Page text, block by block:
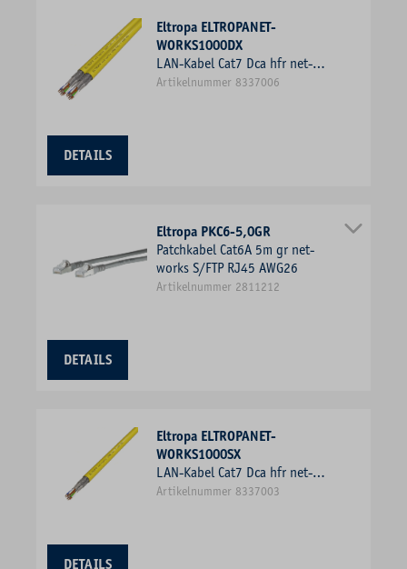
Eltropa ELTROPANET-
WORKS1000DX
LAN-Kabel Cat7 Dca hfr net-
works Duplex 2x4x2xAWG23
Artikelnummer 8337006
DETAILS
Eltropa PKC6-5,0GR
Patchkabel Cat6A 5m gr net-
works S/FTP RJ45 AWG26
Artikelnummer 2811212
DETAILS
Eltropa ELTROPANET-
WORKS1000SX
LAN-Kabel Cat7 Dca hfr net-
works TR500 4x2xAWG23 ge
Artikelnummer 8337003
DETAILS